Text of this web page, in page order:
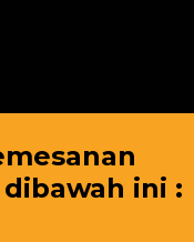
ini :